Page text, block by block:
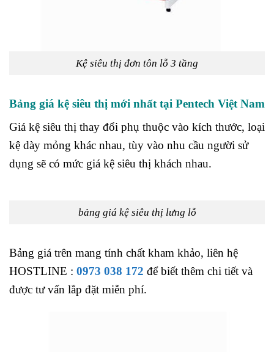
Kệ siêu thị đơn tôn lỗ 3 tầng
Bảng giá kệ siêu thị mới nhất tại Pentech Việt Nam
Giá kệ siêu thị thay đổi phụ thuộc vào kích thước, loại
kệ dày mỏng khác nhau, tùy vào nhu cầu người sử
dụng sẽ có mức giá kệ siêu thị khách nhau.
bảng giá kệ siêu thị lưng lỗ
Bảng giá trên mang tính chất kham khảo, liên hệ
HOSTLINE : 0973 038 172 để biết thêm chi tiết và
được tư vấn lắp đặt miễn phí.